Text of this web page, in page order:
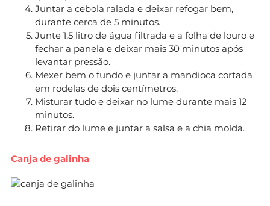
Juntar a cebola ralada e deixar refogar bem,
durante cerca de 5 minutos.
Junte 1,5 litro de água filtrada e a folha de louro e
fechar a panela e deixar mais 30 minutos após
levantar pressão.
Mexer bem o fundo e juntar a mandioca cortada
em rodelas de dois centímetros.
Misturar tudo e deixar no lume durante mais 12
minutos.
Retirar do lume e juntar a salsa e a chia moída.
Canja de galinha